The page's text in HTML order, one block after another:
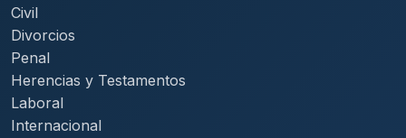
Civil
Divorcios
Penal
Herencias y Testamentos
Laboral
Internacional